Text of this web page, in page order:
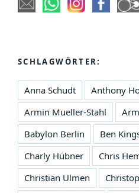
SCHLAGWÖRTER:
Anna Schudt
Anthony
Armin Mueller-Stahl
Babylon Berlin
Ben
Charly Hübner
Chris
Christian Ulmen